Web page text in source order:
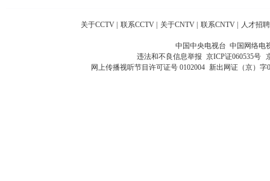
关于CCTV 联系CCTV 关于CNTV 联系CNTV 人才招聘
中国中央电视台 中国网络电
违法和不良信息举报 京ICP证060535号
网上传播视听节目许可证号 0102004 新出网证（京）